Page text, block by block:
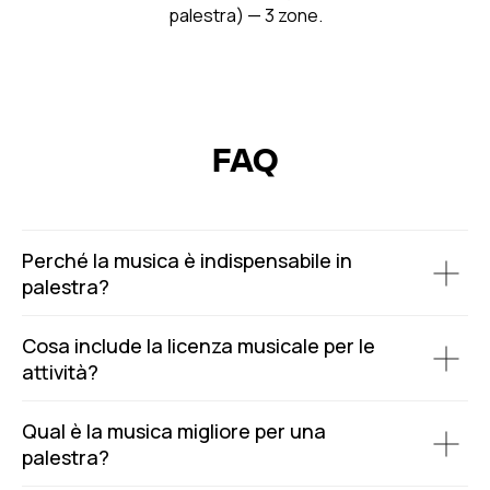
palestra) — 3 zone.
FAQ
Perché la musica è indispensabile in
palestra?
Cosa include la licenza musicale per le
attività?
Qual è la musica migliore per una
palestra?